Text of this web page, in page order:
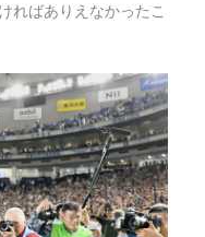
ればありえなかったこ